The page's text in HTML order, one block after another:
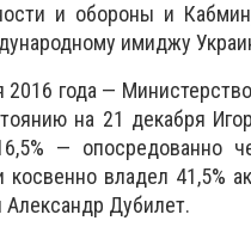
и обороны и
имиджу
года —
на 21 декабря
— опосредованно
владел 41,5%
Александр Дубилет.